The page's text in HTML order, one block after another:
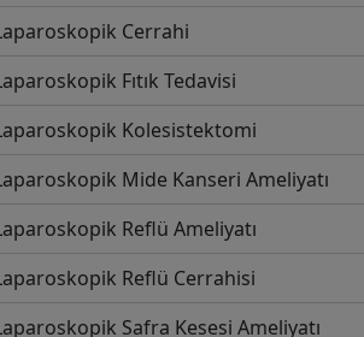
Cerrahi
Fıtık Tedavisi
Kolesistektomi
Mide Kanseri Ameliyatı
Reflü Ameliyatı
Reflü Cerrahisi
Safra Kesesi Ameliyatı